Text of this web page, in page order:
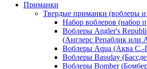
Приманки
Твердые приманки (воблеры и
Набор воблеров (набор
Воблеры Angler's
(Англерс Репаблик или
Воблеры Aqua (Аква С.-
Воблеры Bassday
Воблеры Bomber